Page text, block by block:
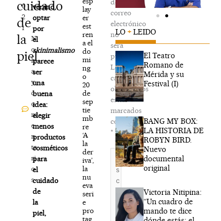
cuidado
de
la
piel
0
2
1
N
o
h
a
y
c
o
m
e
n
ta
ri
o
s
verano,
optar
por
el
skinimalismo
parece
ser
una
buena
idea:
elegir
menos
productos
cosméticos
para
el
cuidado
de
la
piel,
lay
er
est
ren
a el
do
mi
ng
o
20
de
sep
tie
mb
re
‘A
la
der
iva’,
la
nu
eva
seri
e
pro
tag
de
correo
electrónico
no
será
publicada.
Los
campos
obligatorios
están
marcados
con
*
Escribe
aquí...
LO + LEIDO
El Teatro
Romano de
Mérida y su
Festival (I)
BANG MY BOX:
LA HISTORIA DE
ROBYN BIRD.
Nuevo
documental
original
Victoria Nitipina:
“Un cuadro de
mando te dice